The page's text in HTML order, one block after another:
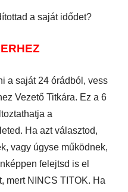
a saját idődet?
a saját 24 órádból, vess
Vezető Titkára. Ez a 6
a
Ha azt választod,
vagy úgyse működnek,
felejtsd is el
mert NINCS TITOK. Ha